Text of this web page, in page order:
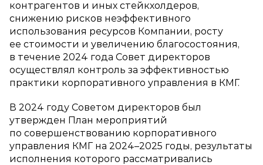
контрагентов и иных стейкхолдеров,
снижению рисков неэффективного
использования ресурсов Компании, росту
ее стоимости и увеличению благосостояния,
в течение 2024 года Совет директоров
осуществлял контроль за эффективностью
практики корпоративного управления в КМГ.
В 2024 году Советом директоров был
утвержден План мероприятий
по совершенствованию корпоративного
управления КМГ на 2024–2025 годы, результаты
исполнения которого рассматривались